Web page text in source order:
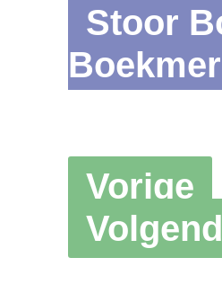
Stoor
Vorige